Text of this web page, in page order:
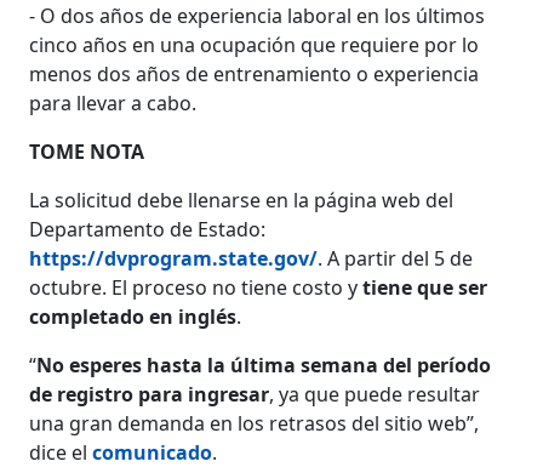
- O dos años de experiencia laboral en los últimos
cinco años en una ocupación que requiere por lo
menos dos años de entrenamiento o experiencia
para llevar a cabo.
TOME NOTA
La solicitud debe llenarse en la página web del
Departamento de Estado:
https://dvprogram.state.gov/. A partir del 5 de
octubre. El proceso no tiene costo ytiene que ser
completado en inglés.
“No esperes hasta la última semana del período
de registro para ingresar, ya que puede resultar
una gran demanda en los retrasos del sitio web”,
dice elcomunicado.